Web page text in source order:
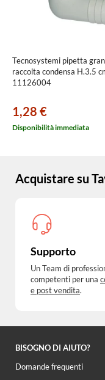
Tecnosystemi pipetta
raccolta condensa H.3.5
11126004
1,28 €
Disponibilità immediata
Acquistare su
Supporto
Un Team di
competenti per una
e post vendita.
BISOGNO DI AIUTO?
Domande frequenti